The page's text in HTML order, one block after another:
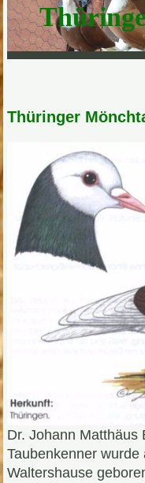
Thüringer
Dr. Johann Matthäus
Taubenkenner wurde
Waltershause